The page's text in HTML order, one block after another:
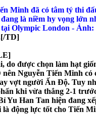
Minh đã có tâm tý thi
là niềm hy vọng lớn
Olympic London - Ảnh:
[/TD]
do được chọn làm hạt
nên Nguyễn Tiến Minh có
vợt người Ấn Độ. Tuy
khi vừa thắng 2-1
Yu Han Tan hiện đang
là động lực tốt cho Tiến